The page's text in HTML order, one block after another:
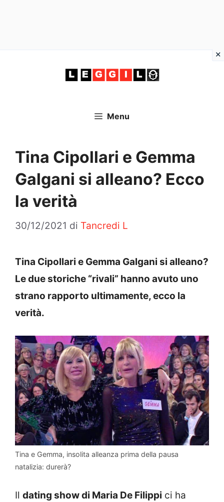
Menu
Tina Cipollari e Gemma
Galgani si alleano? Ecco
la verità
30/12/2021 di Tancredi L
Tina Cipollari e Gemma Galgani si alleano?
Le due storiche “rivali” hanno avuto uno
strano rapporto ultimamente, ecco la
verità.
Tina e Gemma, insolita alleanza prima della pausa
natalizia: durerà?
Il dating show di Maria De Filippi ci ha